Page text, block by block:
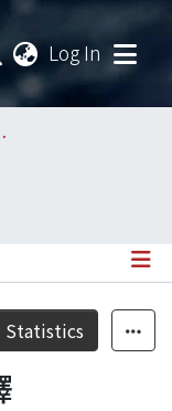
Log In
科學院
Statistics